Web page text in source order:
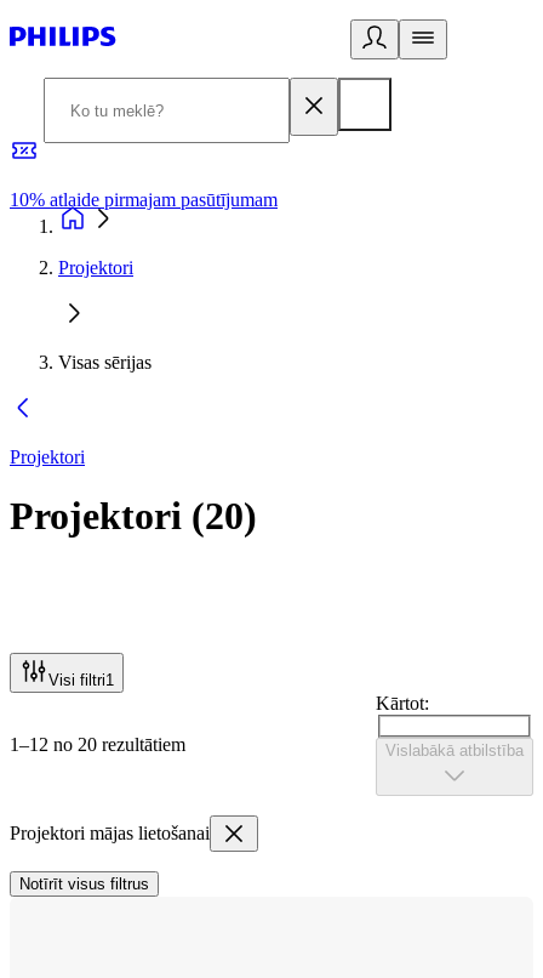
10% atlaide pirmajam pasūtījumam
Projektori
Visas sērijas
Projektori
Projektori (20)
Visi filtri1
1–12 no 20 rezultātiem
Kārtot:
Vislabākā atbilstība
Projektori mājas lietošanai
Notīrīt visus filtrus